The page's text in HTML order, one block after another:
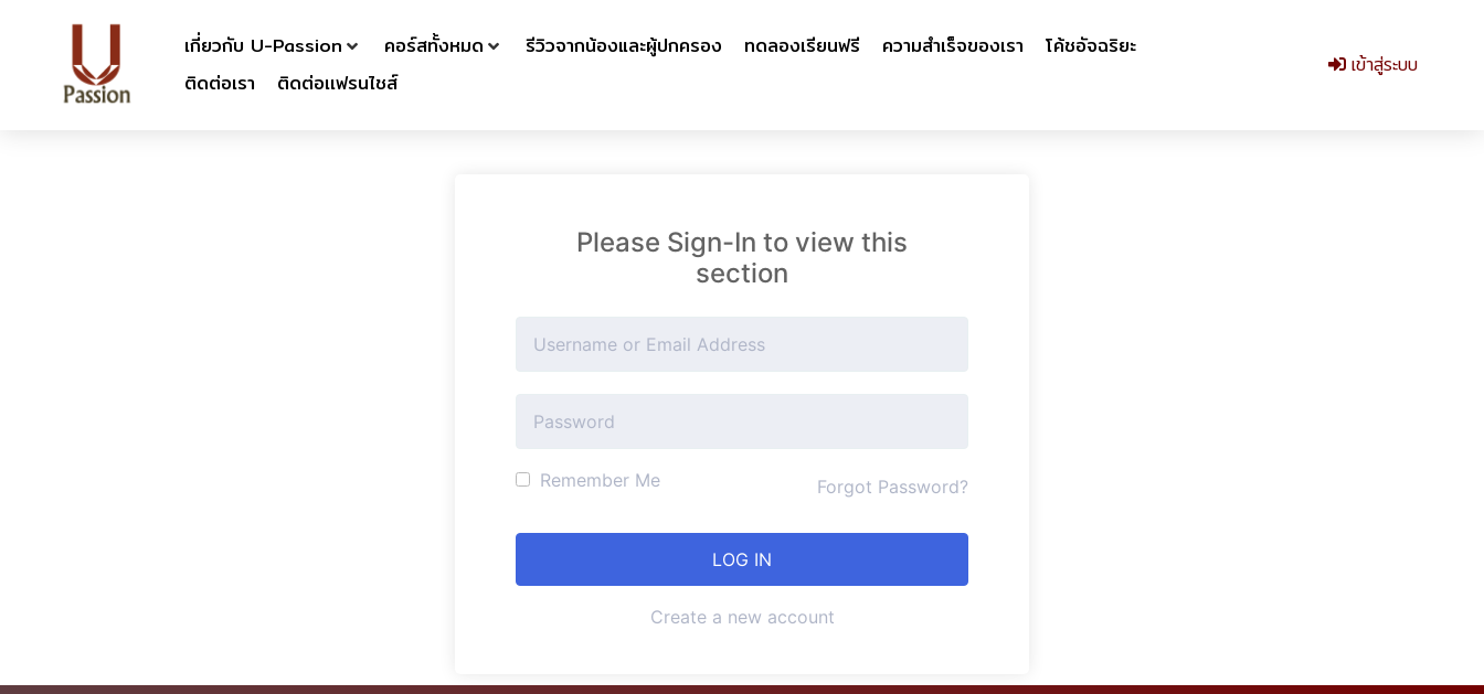
เกี่ยวกับ U-Passion คอร์สทั้งหมด รีวิวจากน้องและผู้ปกครอง ทดลองเรียนฟรี ความสำเร็จของเรา
โค้ชอัจฉริยะ
ติดต่อเรา
ติดต่อเเฟรนไชส์
เข้าสู่ระบบ
Please Sign-In to view this
section
Remember Me Forgot Password?
Create a new account